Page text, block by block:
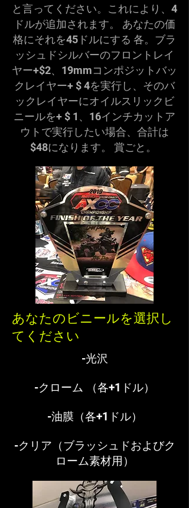
と言ってください。これにより、4
ドルが追加されます。 あなたの価
格にそれを45ドルにする 各。ブラ
ッシュドシルバーのフロントレイ
ヤー+$2、19mmコンポジットバッ
クレイヤー+ $ 4を実行し、そのバ
ックレイヤーにオイルスリックビ
ニールを+ $ 1、16インチカットア
ウトで実行したい場合、合計は
$48になります。 賞ごと。
あなたのビニールを選択し
てください
-光沢
-クローム （各+1ドル）
-油膜（各+1ドル）
-クリア（ブラッシュドおよびク
ローム素材用）